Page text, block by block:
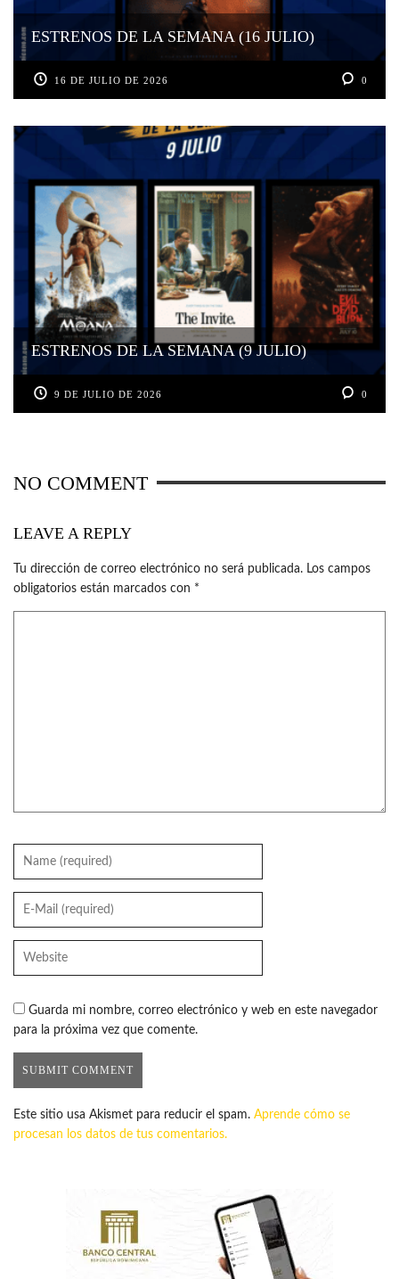
ESTRENOS DE LA SEMANA (16 JULIO)
16 DE JULIO DE 2026 0
ESTRENOS DE LA SEMANA (9 JULIO)
9 DE JULIO DE 2026 0
NO COMMENT
LEAVE A REPLY
Tu dirección de correo electrónico no será publicada. Los campos
obligatorios están marcados con *
Guarda mi nombre, correo electrónico y web en este navegador
para la próxima vez que comente.
Este sitio usa Akismet para reducir el spam. Aprende cómo se
procesan los datos de tus comentarios.